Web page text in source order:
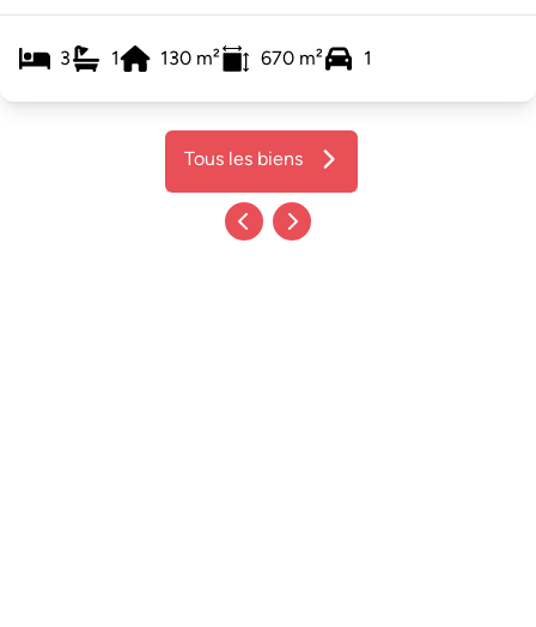
3 1 130 m² 670 m² 1
Tous les biens